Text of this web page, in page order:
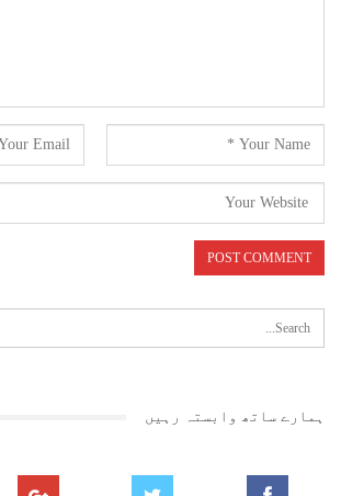
ہمارے ساتھ وابستہ رہیں